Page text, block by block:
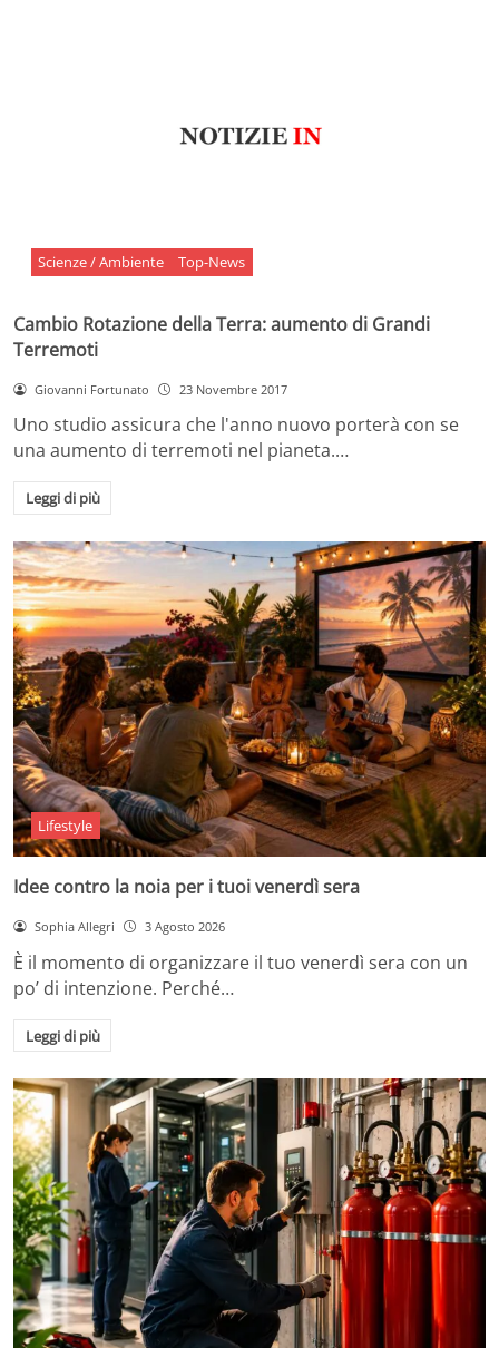
Scienze / Ambiente Top-News
Cambio Rotazione della Terra: aumento di Grandi
Terremoti
Giovanni Fortunato 23 Novembre 2017
Uno studio assicura che l'anno nuovo porterà con se
una aumento di terremoti nel pianeta.…
Leggi di più
Lifestyle
Idee contro la noia per i tuoi venerdì sera
Sophia Allegri 3 Agosto 2026
È il momento di organizzare il tuo venerdì sera con un
po’ di intenzione. Perché…
Leggi di più